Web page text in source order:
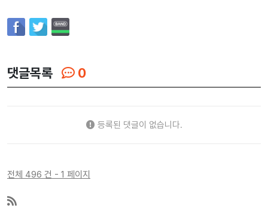
댓글목록 0
등록된 댓글이 없습니다.
전체 496 건 - 1 페이지